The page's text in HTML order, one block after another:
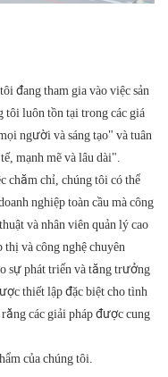
đang tham gia vào việc sản
tôi luôn tồn tại trong các giá
người và sáng tạo" và tuân
mạnh mẽ và lâu dài".
chăm chỉ, chúng tôi có thể
nghiệp toàn cầu mà công
và nhân viên quản lý cao
và công nghệ chuyên
sự phát triển và tăng trưởng
thiết lập đặc biệt cho tình
các giải pháp được cung
của chúng tôi.